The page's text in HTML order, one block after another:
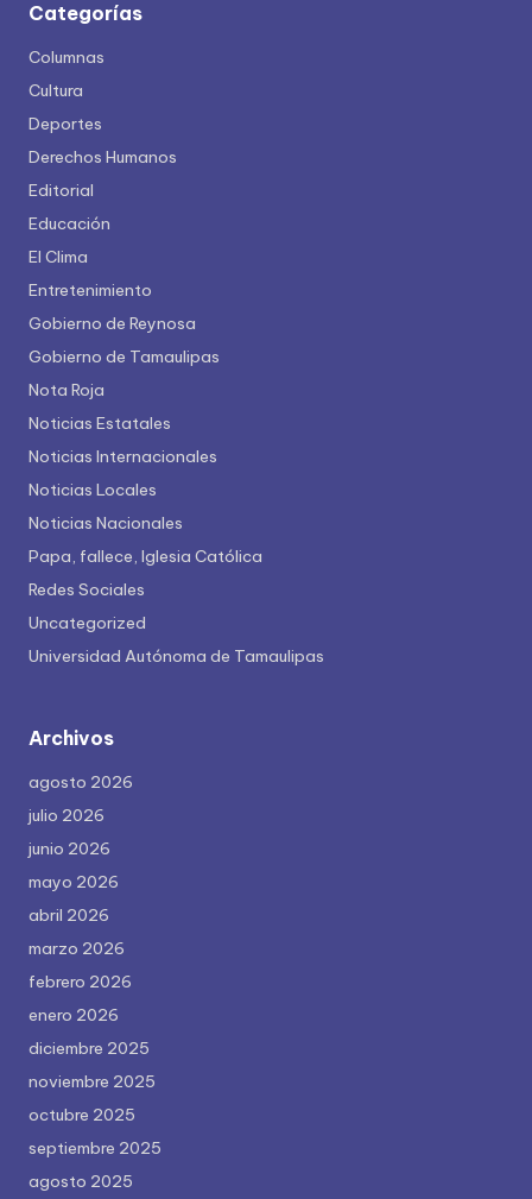
Categorías
Columnas
Cultura
Deportes
Derechos Humanos
Editorial
Educación
El Clima
Entretenimiento
Gobierno de Reynosa
Gobierno de Tamaulipas
Nota Roja
Noticias Estatales
Noticias Internacionales
Noticias Locales
Noticias Nacionales
Papa, fallece, Iglesia Católica
Redes Sociales
Uncategorized
Universidad Autónoma de Tamaulipas
Archivos
agosto 2026
julio 2026
junio 2026
mayo 2026
abril 2026
marzo 2026
febrero 2026
enero 2026
diciembre 2025
noviembre 2025
octubre 2025
septiembre 2025
agosto 2025